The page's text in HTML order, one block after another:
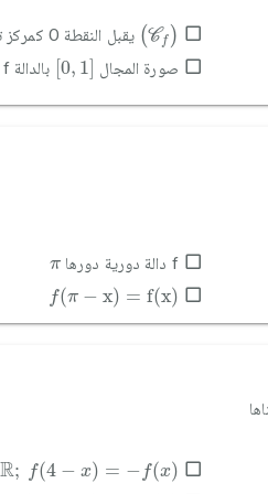
(Cf )
(Cf )
يقبل النقطة O كمركز تماثل
صورة المجال 0, 1
[0 1] بالدالة f هو المجال
f دالة دورية دورها
π
π
f(π − x) = f(x)
f(π- =f(
R; f(4 − x) = − f(x)
ℝ; 4-x (